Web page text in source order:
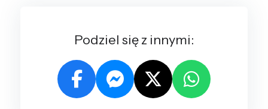
Podziel się z innymi: